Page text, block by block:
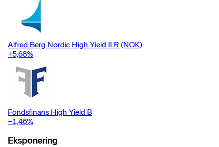
Alfred Berg Nordic High Yield II R (NOK)
+5,68%
Fondsfinans High Yield B
−1,46%
Eksponering